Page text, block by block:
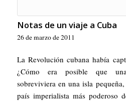
Notas de un viaje a Cuba
26 de marzo de 2011
La Revolución cubana había
¿Cómo era posible que
sobreviviera en una isla
país imperialista más poderoso